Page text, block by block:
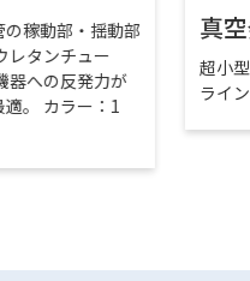
稼動部・揺動部
レタンチュー
器への反発力が
。 カラー：1
真
超小
ライ